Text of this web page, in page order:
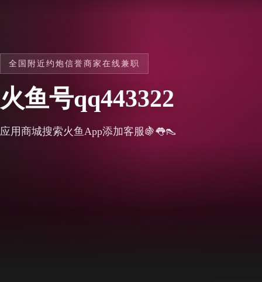
全国附近约炮信誉商家在线兼职
火鱼号qq443322
应用商城搜索火鱼App添加客服🍇👅👠